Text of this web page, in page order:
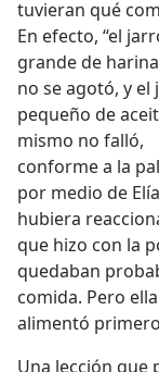
tuvieran qué
En efecto, “el
grande de
no se agotó, y el
pequeño de
mismo no falló,
conforme a la
por medio de
hubiera
que hizo con la
quedaban
comida. Pero
alimentó
Una lección que